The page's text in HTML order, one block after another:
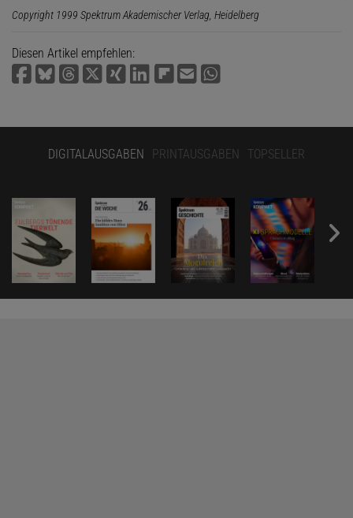
Copyright 1999 Spektrum Akademischer Verlag, Heidelberg
Diesen Artikel empfehlen:
DIGITALAUSGABEN PRINTAUSGABEN TOPSELLER